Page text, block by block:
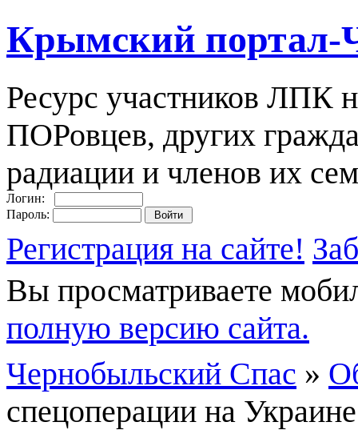
Крымский портал-
Ресурс участников ЛПК
ПОРовцев, других
радиации и членов их
Логин:
Пароль:
Регистрация на сайте!
Вы просматриваете
полную версию сайта.
Чернобыльский Спас »
спецоперации на